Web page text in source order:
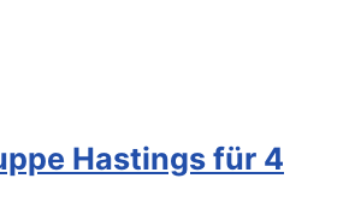
Hastings für 4